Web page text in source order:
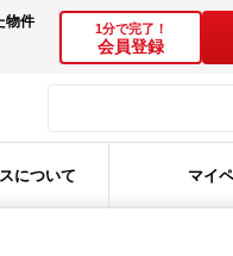
物件 1分で完了！
会員登録
について マイ